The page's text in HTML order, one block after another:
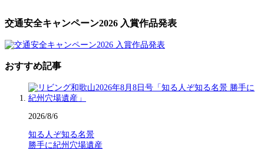
交通安全キャンペーン2026 入賞作品発表
おすすめ記事
2026/8/6
知る人ぞ知る名景
勝手に紀州穴場遺産